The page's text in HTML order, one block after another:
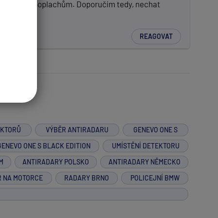
poplachům. Doporučím tedy, nechat
REAGOVAT
VÝBĚR ANTIRADARU
GENEVO ONE S
ONE S BLACK EDITION
UMÍSTĚNÍ DETEKTORU
ANTIRADARY POLSKO
ANTIRADARY NĚMECKO
MOTORCE RADARY BRNO
POLICEJNÍ BMW